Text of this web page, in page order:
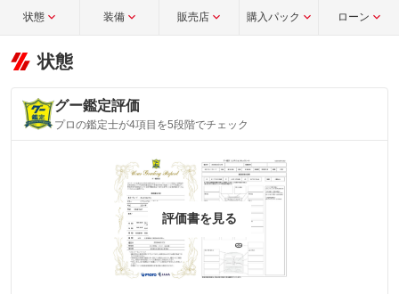
状態 装備 販売店 購入パック ローン
状態
グー鑑定評価
プロの鑑定士が4項目を5段階でチェック
評価書を見る